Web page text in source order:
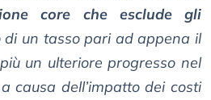
core che esclude gli
di un tasso pari ad appena il
un ulteriore progresso nel
causa dell’impatto dei costi